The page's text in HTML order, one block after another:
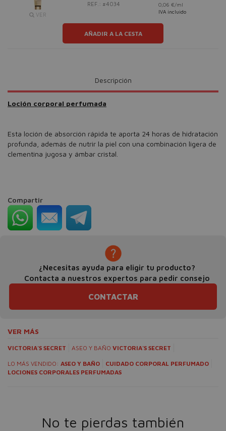
VER
REF.: #4034
0,06 €/ml
IVA incluido
AÑADIR A LA CESTA
Descripción
Loción corporal perfumada
Esta loción de absorción rápida te aporta 24 horas de hidratación
profunda, además de nutrir la piel con una combinación ligera de
clementina jugosa y ámbar cristal.
Compartir
¿Necesitas ayuda para eligir tu producto?
Contacta a nuestros expertos para pedir consejo
CONTACTAR
VER MÁS
VICTORIA'S SECRET ASEO Y BAÑO VICTORIA'S SECRET
LO MÁS VENDIDO: ASEO Y BAÑO
CUIDADO CORPORAL PERFUMADO
LOCIONES CORPORALES PERFUMADAS
No te pierdas también